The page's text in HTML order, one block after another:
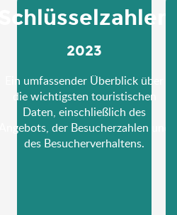
2023
Ein umfassender Überblick über
die wichtigsten touristischen
Daten, einschließlich des
der Besucherzahlen und
des Besucherverhaltens.